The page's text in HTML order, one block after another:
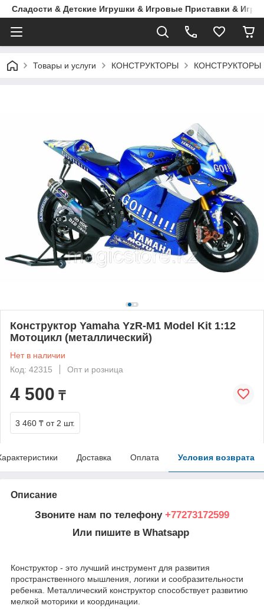
Сладости & Детские Игрушки & Игровые Приставки & Игры
Товары и услуги КОНСТРУКТОРЫ КОНСТРУКТОРЫ
Конструктор Yamaha YzR-M1 Model Kit 1:12
Мотоцикл (металлический)
Нет в наличии
Код: 42315
Опт и розница
4 500 ₸
3 460 ₸ от 2 шт.
Доставка Оплата Условия возврата
Описание
Звоните нам по телефону +77273172599
Или пишите в Whatsapp
Конструктор - это лучший инструмент для развития
пространственного мышления, логики и сообразительности
ребенка. Металлический конструктор способствует развитию
мелкой моторики и координации.